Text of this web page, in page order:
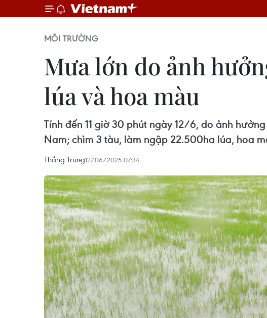
MÔI TRƯỜNG
Mưa lớn do ảnh
lúa và hoa màu
Tính đến 11 giờ 30 phút ngày 12/6, do ảnh
Nam; chìm 3 tàu, làm ngập 22.500ha lúa, hoa
Thắng Trung12/06/2025 07:34